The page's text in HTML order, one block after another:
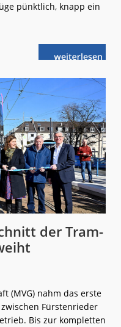
pünktlich, knapp ein
weiterlese
nS-
Wieder
etwas
pünktlicher
der Tram-
(MVG) nahm das erste
Fürstenrieder
Bis zur kompletten